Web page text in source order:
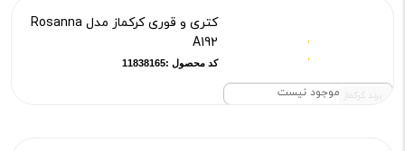
موجود نیست برند کرکماز
کتری و قوری کرکماز مدل Rosanna
A192
کد محصول :11838165